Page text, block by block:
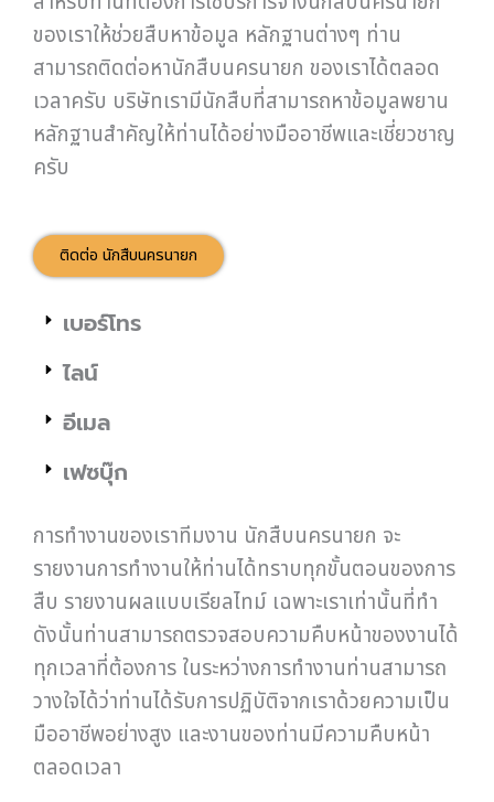
ของเราให้ช่วยสืบหาข้อมูล หลักฐานต่างๆ ท่าน
สามารถติดต่อหานักสืบนครนายก ของเราได้ตลอด
เวลาครับ บริษัทเรามีนักสืบที่สามารถหาข้อมูลพยาน
หลักฐานสำคัญให้ท่านได้อย่างมืออาชีพและเชี่ยวชาญ
ครับ
ติดต่อ นักสืบนครนายก
เบอร์โทร
ไลน์
อีเมล
เฟซบุ๊ก
การทำงานของเราทีมงาน นักสืบนครนายก จะ
รายงานการทำงานให้ท่านได้ทราบทุกขั้นตอนของการ
สืบ รายงานผลแบบเรียลไทม์ เฉพาะเราเท่านั้นที่ทำ
ดังนั้นท่านสามารถตรวจสอบความคืบหน้าของงานได้
ทุกเวลาที่ต้องการ ในระหว่างการทำงานท่านสามารถ
วางใจได้ว่าท่านได้รับการปฏิบัติจากเราด้วยความเป็น
มืออาชีพอย่างสูง และงานของท่านมีความคืบหน้า
ตลอดเวลา